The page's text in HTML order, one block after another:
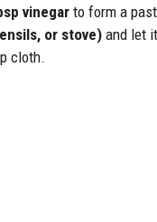
vinegarto form a
or stove) and let
cloth.